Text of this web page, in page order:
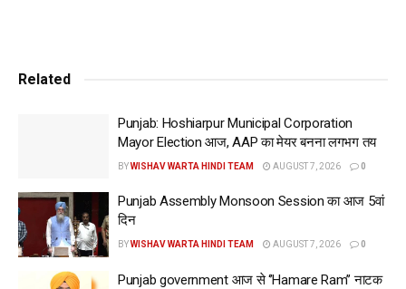
Related
Punjab: Hoshiarpur Municipal Corporation
Mayor Election आज, AAP का मेयर बनना लगभग तय
BYWISHAV WARTA HINDI TEAM AUGUST 7, 2026 0
Punjab Assembly Monsoon Session का आज 5वां
दिन
BYWISHAV WARTA HINDI TEAM AUGUST 7, 2026 0
Punjab government आज से ‘’Hamare Ram’’ नाटक